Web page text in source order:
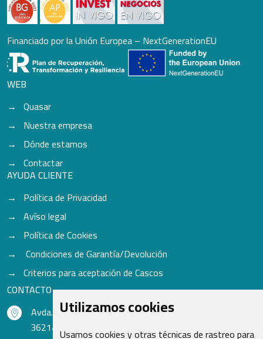
Utilizamos cookies
Usamos cookies y otras técnicas de rastreo para
Financiado por la Unión Europea – NextGenerationEU
WEB
Quasar
Nuestra empresa
Dónde estamos
Contactar
AYUDA CLIENTE
Política de Privacidad
Avíso legal
Política de Cookies
Condiciones de Garantía/Devolución
Criterios para aceptación de Cascos
CONTACTO
Avda. do Freixo - Sardoma, 13
36214 Vigo - Pontevedra - España